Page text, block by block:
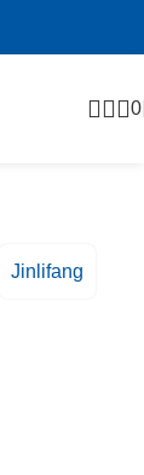
0
Jinlifang